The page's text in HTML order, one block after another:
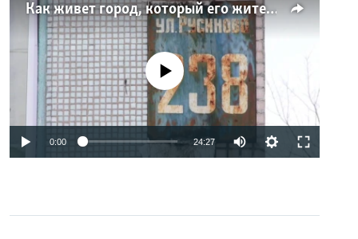
Как живет город, который его жители никогда не видели. Неизвестная Россия
No media source currently available
0:00 24:27